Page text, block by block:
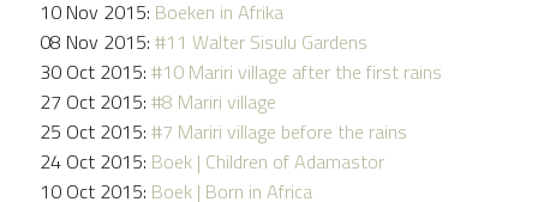
10 Nov 2015: Boeken in Afrika
08 Nov 2015: #11 Walter Sisulu Gardens
30 Oct 2015: #10 Mariri village after the first rains
27 Oct 2015: #8 Mariri village
25 Oct 2015: #7 Mariri village before the rains
24 Oct 2015: Boek | Children of Adamastor
10 Oct 2015: Boek | Born in Africa